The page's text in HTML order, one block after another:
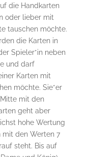
die Handkarten
oder lieber mit
tauschen möchte.
die Karten in
Spieler*in neben
und darf
Karten mit
möchte. Sie*er
mit den
geht aber
hohe Wertung
mit den Werten 7
steht. Bis auf